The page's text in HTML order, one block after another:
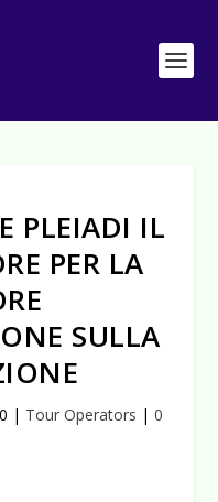
PLEIADI IL
PER LA
SULLA
| Tour Operators | 0